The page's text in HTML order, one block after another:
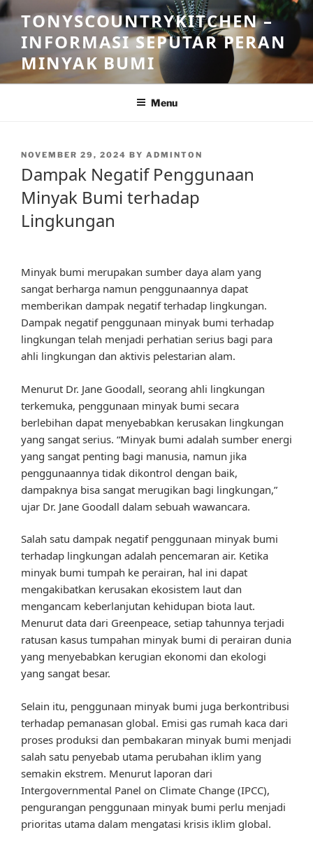
Skip
to
content
TONYSCOUNTRYKITCHEN –
INFORMASI SEPUTAR PERAN
MINYAK BUMI
Menu
POSTED
NOVEMBER 29, 2024 BY ADMINTON
Dampak Negatif Penggunaan
Minyak Bumi terhadap
Lingkungan
Minyak bumi merupakan sumber daya alam yang
sangat berharga namun penggunaannya dapat
memberikan dampak negatif terhadap lingkungan.
Dampak negatif penggunaan minyak bumi terhadap
lingkungan telah menjadi perhatian serius bagi para
ahli lingkungan dan aktivis pelestarian alam.
Menurut Dr. Jane Goodall, seorang ahli lingkungan
terkemuka, penggunaan minyak bumi secara
berlebihan dapat menyebabkan kerusakan lingkungan
yang sangat serius. “Minyak bumi adalah sumber energi
yang sangat penting bagi manusia, namun jika
penggunaannya tidak dikontrol dengan baik,
dampaknya bisa sangat merugikan bagi lingkungan,”
ujar Dr. Jane Goodall dalam sebuah wawancara.
Salah satu dampak negatif penggunaan minyak bumi
terhadap lingkungan adalah pencemaran air. Ketika
minyak bumi tumpah ke perairan, hal ini dapat
mengakibatkan kerusakan ekosistem laut dan
mengancam keberlanjutan kehidupan biota laut.
Menurut data dari Greenpeace, setiap tahunnya terjadi
ratusan kasus tumpahan minyak bumi di perairan dunia
yang menyebabkan kerugian ekonomi dan ekologi
yang sangat besar.
Selain itu, penggunaan minyak bumi juga berkontribusi
terhadap pemanasan global. Emisi gas rumah kaca dari
proses produksi dan pembakaran minyak bumi menjadi
salah satu penyebab utama perubahan iklim yang
semakin ekstrem. Menurut laporan dari
Intergovernmental Panel on Climate Change (IPCC),
pengurangan penggunaan minyak bumi perlu menjadi
prioritas utama dalam mengatasi krisis iklim global.